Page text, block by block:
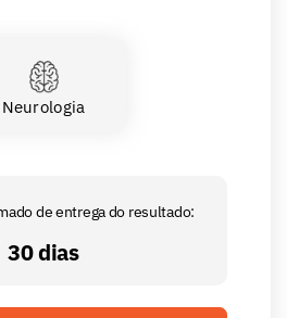
Neurologia
de entrega do resultado:
30 dias